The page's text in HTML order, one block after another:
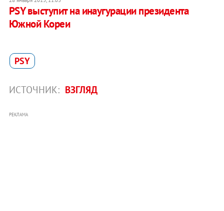
PSY выступит на инаугурации президента
Южной Кореи
PSY
ИСТОЧНИК: ВЗГЛЯД
РЕКЛАМА